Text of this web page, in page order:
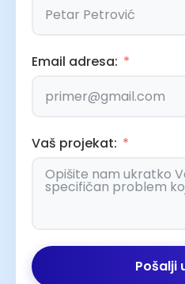
Email adresa:
Vaš projekat:
Pošalji